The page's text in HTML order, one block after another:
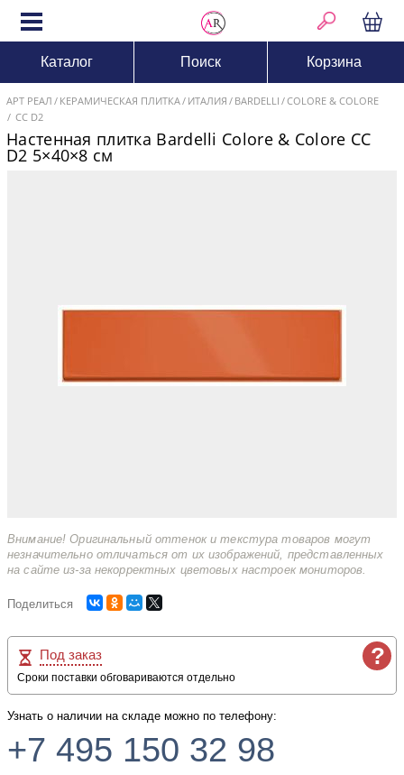
Каталог Поиск Корзина
АРТ РЕАЛ КЕРАМИЧЕСКАЯ ПЛИТКА ИТАЛИЯ BARDELLI COLORE & COLORE
CC D2
Настенная плитка Bardelli Colore & Colore CC
D2 5×40×8 см
Внимание! Оригинальный оттенок и текстура товаров могут
незначительно отличаться от их изображений, представленных
на сайте из-за некорректных цветовых настроек мониторов.
Поделиться
?
Под заказ
Сроки поставки обговариваются отдельно
Узнать о наличии на складе можно по телефону:
+7 495 150 32 98